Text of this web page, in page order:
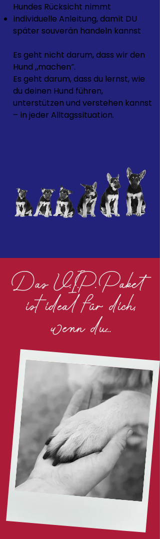
Hundes Rücksicht nimmt
individuelle Anleitung, damit DU
später souverän handeln kannst
Es geht nicht darum, dass wir den
Hund „machen“.
Es geht darum, dass du lernst, wie
du deinen Hund führen,
unterstützen und verstehen kannst
– in jeder Alltagssituation.
Das V.I.P. Paket
ist ideal für dich,
wenn du...